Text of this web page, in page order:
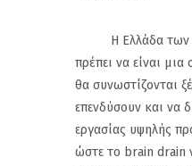
Η Ελλάδα των
πρέπει να είναι
θα συνωστίζονται
επενδύσουν και να
εργασίας υψηλής
ώστε το brain drain